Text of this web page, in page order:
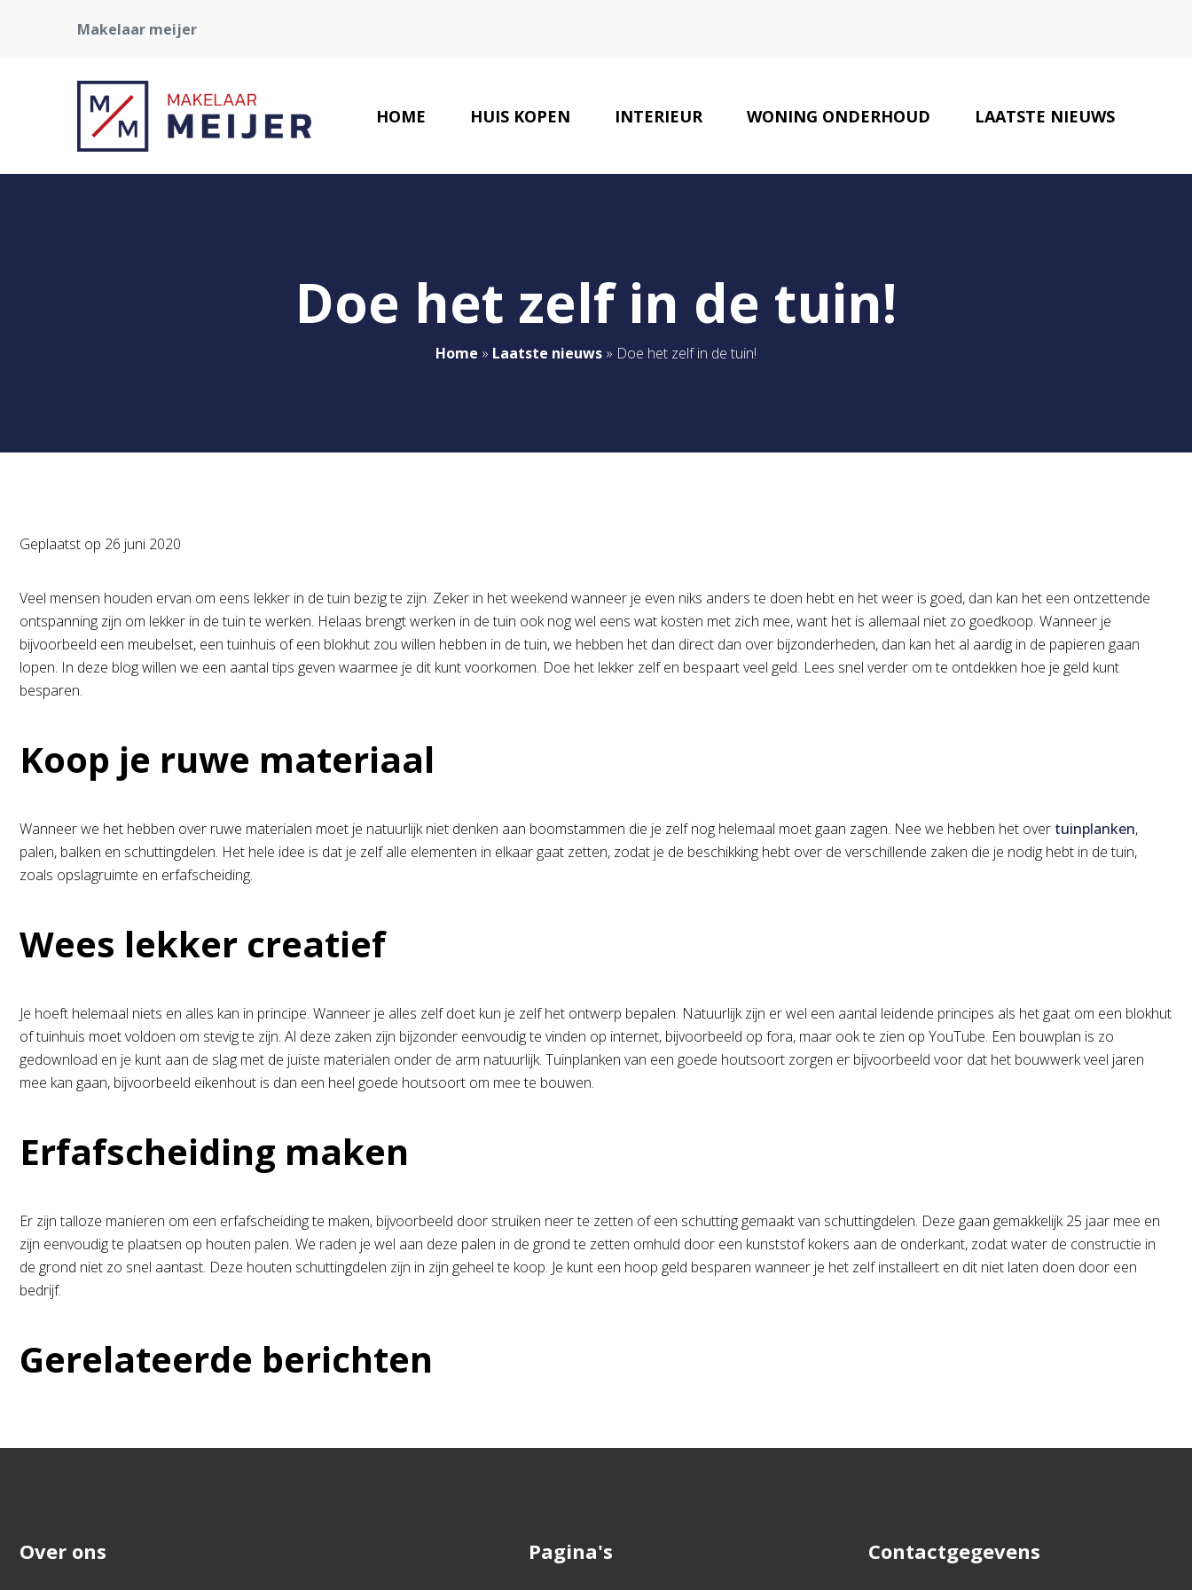
Makelaar meijer
HOME HUIS KOPEN INTERIEUR WONING ONDERHOUD LAATSTE NIEUWS
Doe het zelf in de tuin!
Home » Laatste nieuws » Doe het zelf in de tuin!
Geplaatst op 26 juni 2020
Veel mensen houden ervan om eens lekker in de tuin bezig te zijn. Zeker in het weekend wanneer je even niks anders te doen hebt en het weer is goed, dan kan het een ontzettende
ontspanning zijn om lekker in de tuin te werken. Helaas brengt werken in de tuin ook nog wel eens wat kosten met zich mee, want het is allemaal niet zo goedkoop. Wanneer je
bijvoorbeeld een meubelset, een tuinhuis of een blokhut zou willen hebben in de tuin, we hebben het dan direct dan over bijzonderheden, dan kan het al aardig in de papieren gaan
lopen. In deze blog willen we een aantal tips geven waarmee je dit kunt voorkomen. Doe het lekker zelf en bespaart veel geld. Lees snel verder om te ontdekken hoe je geld kunt
besparen.
Koop je ruwe materiaal
Wanneer we het hebben over ruwe materialen moet je natuurlijk niet denken aan boomstammen die je zelf nog helemaal moet gaan zagen. Nee we hebben het over tuinplanken,
palen, balken en schuttingdelen. Het hele idee is dat je zelf alle elementen in elkaar gaat zetten, zodat je de beschikking hebt over de verschillende zaken die je nodig hebt in de tuin,
zoals opslagruimte en erfafscheiding.
Wees lekker creatief
Je hoeft helemaal niets en alles kan in principe. Wanneer je alles zelf doet kun je zelf het ontwerp bepalen. Natuurlijk zijn er wel een aantal leidende principes als het gaat om een blokhut
of tuinhuis moet voldoen om stevig te zijn. Al deze zaken zijn bijzonder eenvoudig te vinden op internet, bijvoorbeeld op fora, maar ook te zien op YouTube. Een bouwplan is zo
gedownload en je kunt aan de slag met de juiste materialen onder de arm natuurlijk. Tuinplanken van een goede houtsoort zorgen er bijvoorbeeld voor dat het bouwwerk veel jaren
mee kan gaan, bijvoorbeeld eikenhout is dan een heel goede houtsoort om mee te bouwen.
Erfafscheiding maken
Er zijn talloze manieren om een erfafscheiding te maken, bijvoorbeeld door struiken neer te zetten of een schutting gemaakt van schuttingdelen. Deze gaan gemakkelijk 25 jaar mee en
zijn eenvoudig te plaatsen op houten palen. We raden je wel aan deze palen in de grond te zetten omhuld door een kunststof kokers aan de onderkant, zodat water de constructie in
de grond niet zo snel aantast. Deze houten schuttingdelen zijn in zijn geheel te koop. Je kunt een hoop geld besparen wanneer je het zelf installeert en dit niet laten doen door een
bedrijf.
Gerelateerde berichten
Over ons Pagina's Contactgegevens